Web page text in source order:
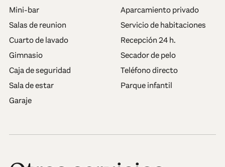
Mini-bar
Aparcamiento privado
Salas de reunion
Servicio de habitaciones
Cuarto de lavado
Recepción 24 h.
Gimnasio
Secador de pelo
Caja de seguridad
Teléfono directo
Sala de estar
Parque infantil
Garaje